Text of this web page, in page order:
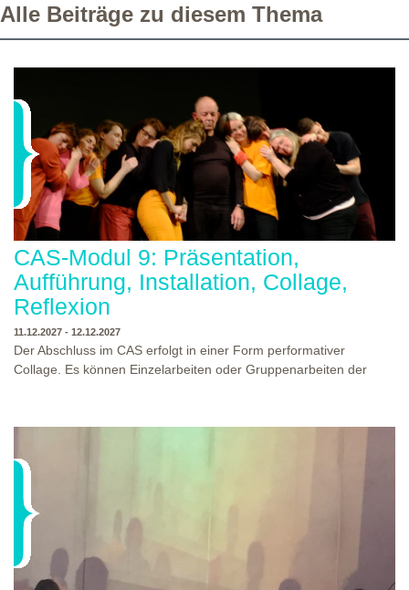
Alle Beiträge zu diesem Thema
CAS-Modul 9: Präsentation,
Aufführung, Installation, Collage,
Reflexion
11.12.2027 - 12.12.2027
Der Abschluss im CAS erfolgt in einer Form performativer
Collage. Es können Einzelarbeiten oder Gruppenarbeiten der
Ausbildungsprogramm zu erleben. Die Studierenden des
oder Präsentation. Wir freuen uns über Begegnungen und
WO?